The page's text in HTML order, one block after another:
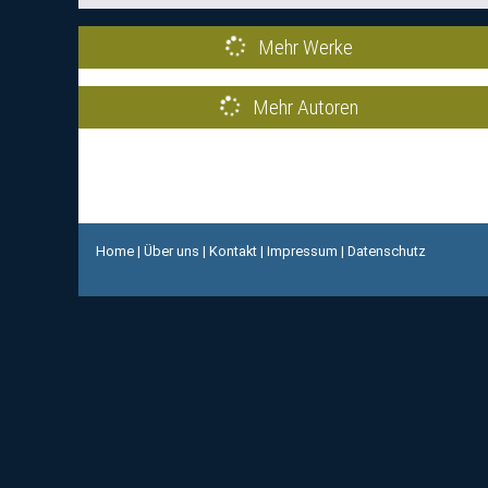
Mehr Werke
Mehr Autoren
Home | Über uns | Kontakt | Impressum | Datenschutz